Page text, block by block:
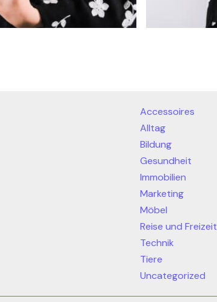
Accessoires
Alltag
Bildung
Gesundheit
Immobilien
Marketing
Möbel
Reise und Freizeit
Technik
Tiere
Uncategorized